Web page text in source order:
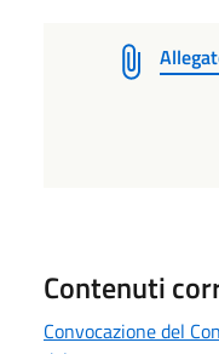
Contenuti
Convocazione del